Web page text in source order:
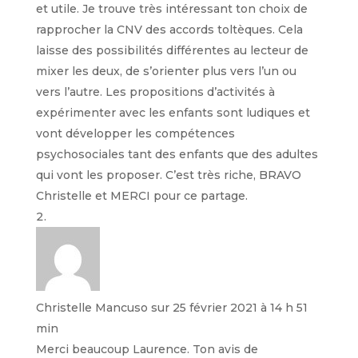
et utile. Je trouve très intéressant ton choix de
rapprocher la CNV des accords toltèques. Cela
laisse des possibilités différentes au lecteur de
mixer les deux, de s’orienter plus vers l’un ou
vers l’autre. Les propositions d’activités à
expérimenter avec les enfants sont ludiques et
vont développer les compétences
psychosociales tant des enfants que des adultes
qui vont les proposer. C’est très riche, BRAVO
Christelle et MERCI pour ce partage.
Christelle Mancuso sur 25 février 2021 à 14 h 51
min
Merci beaucoup Laurence. Ton avis de